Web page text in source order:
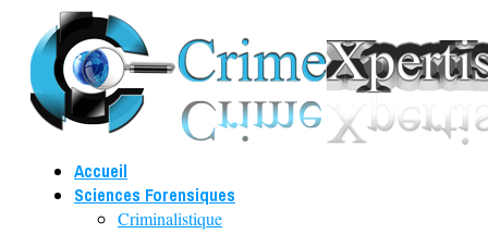
Accueil
Sciences Forensiques
Criminalistique